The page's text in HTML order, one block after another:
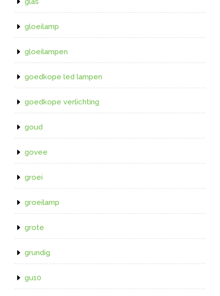
gloeilamp
gloeilampen
goedkope led lampen
goedkope verlichting
goud
govee
groei
groeilamp
grote
grundig
gu10